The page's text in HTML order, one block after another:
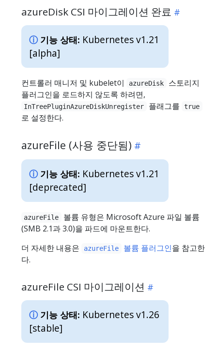
azureDisk CSI 마이그레이션 완료
기능 상태: Kubernetes v1.21
[alpha]
컨트롤러 매니저 및 kubelet이 azureDisk
스토리지
플러그인을 로드하지 않도록 하려면,
InTreePluginAzureDiskUnregister 플래그를 true
로 설정한다.
azureFile (사용 중단됨)
기능 상태: Kubernetes v1.21
[deprecated]
azureFile
볼륨 유형은 Microsoft Azure 파일 볼륨
(SMB 2.1과 3.0)을 파드에 마운트한다.
더 자세한 내용은
azureFile 볼륨 플러그인을 참고한
다.
azureFile CSI 마이그레이션
기능 상태: Kubernetes v1.26
[stable]